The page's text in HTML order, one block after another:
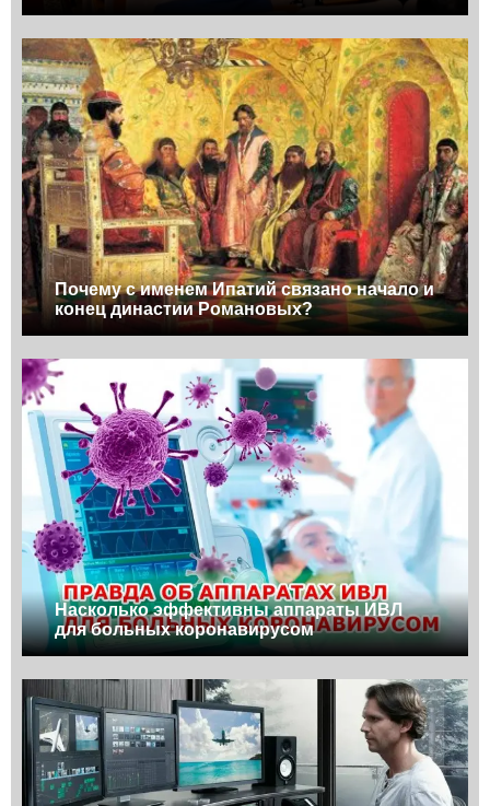
Почему с именем Ипатий связано начало и
конец династии Романовых?
Насколько эффективны аппараты ИВЛ
для больных коронавирусом